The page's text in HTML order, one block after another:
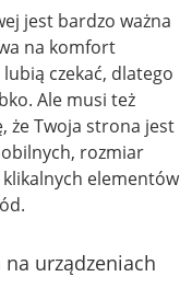
jest bardzo ważna
na komfort
czekać, dlatego
Ale musi też
że Twoja strona jest
rozmiar
elementów
na urządzeniach